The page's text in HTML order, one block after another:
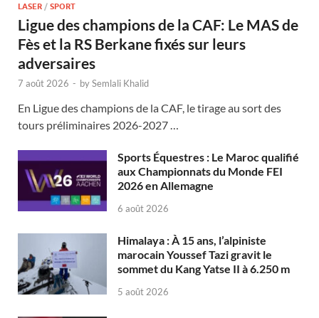
LASER / SPORT
Ligue des champions de la CAF: Le MAS de
Fès et la RS Berkane fixés sur leurs
adversaires
7 août 2026 - bySemlali Khalid
En Ligue des champions de la CAF, le tirage au sort des
tours préliminaires 2026-2027 …
Sports Équestres : Le Maroc qualifié
aux Championnats du Monde FEI
2026 en Allemagne
6 août 2026
Himalaya : À 15 ans, l’alpiniste
marocain Youssef Tazi gravit le
sommet du Kang Yatse II à 6.250 m
5 août 2026